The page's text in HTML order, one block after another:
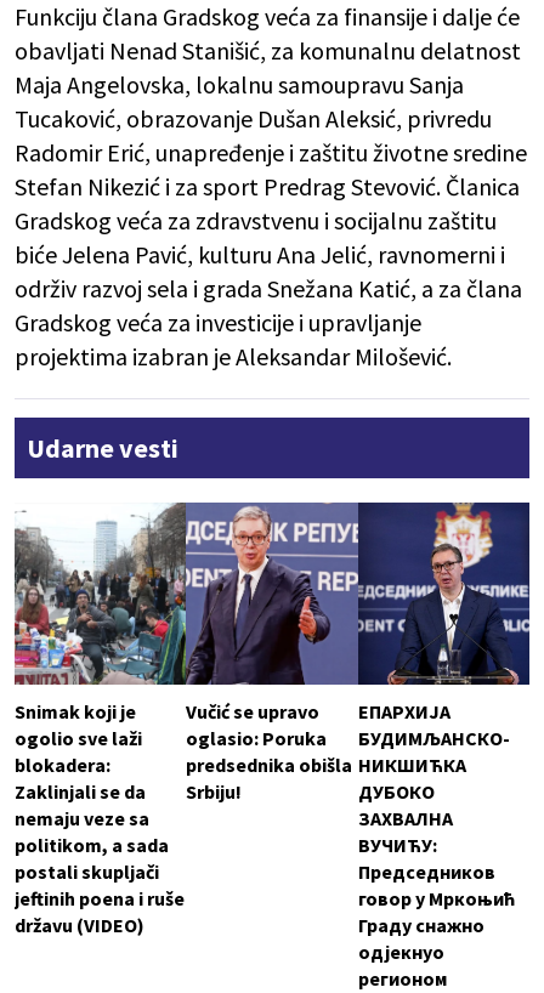
Funkciju člana Gradskog veća za finansije i dalje će
obavljati Nenad Stanišić, za komunalnu delatnost
Maja Angelovska, lokalnu samoupravu Sanja
Tucaković, obrazovanje Dušan Aleksić, privredu
Radomir Erić, unapređenje i zaštitu životne sredine
Stefan Nikezić i za sport Predrag Stevović. Članica
Gradskog veća za zdravstvenu i socijalnu zaštitu
biće Jelena Pavić, kulturu Ana Jelić, ravnomerni i
održiv razvoj sela i grada Snežana Katić, a za člana
Gradskog veća za investicije i upravljanje
projektima izabran je Aleksandar Milošević.
Udarne vesti
Snimak koji je
ogolio sve laži
blokadera:
Zaklinjali se da
nemaju veze sa
politikom, a sada
postali skupljači
jeftinih poena i ruše
državu (VIDEO)
Vučić se upravo
oglasio: Poruka
predsednika obišla
Srbiju!
ЕПАРХИЈА
БУДИМЉАНСКО-
НИКШИЋКА
ДУБОКО
ЗАХВАЛНА
ВУЧИЋУ:
Председников
говор у Мркоњић
Граду снажно
одјекнуо
регионом